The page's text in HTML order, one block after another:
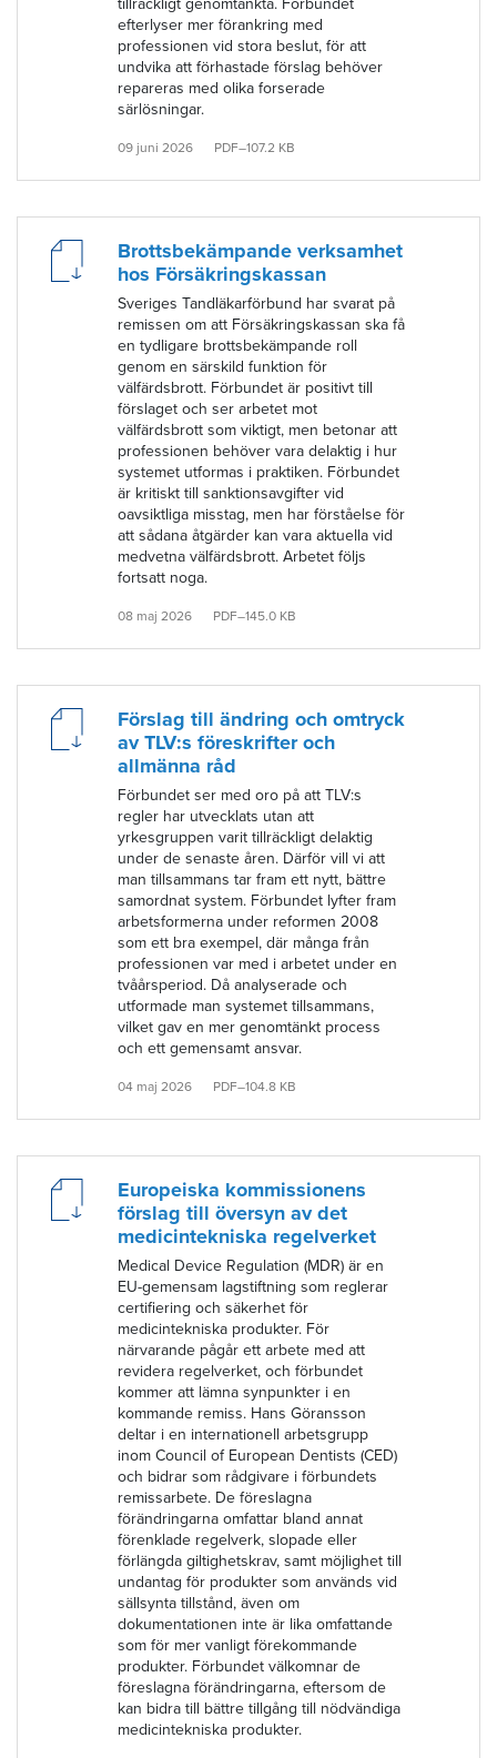
tillräckligt genomtänkta. Förbundet
efterlyser mer förankring med
professionen vid stora beslut, för att
undvika att förhastade förslag behöver
repareras med olika forserade
särlösningar.
09 juni 2026 PDF–107.2 KB
Brottsbekämpande verksamhet
hos Försäkringskassan
Sveriges Tandläkarförbund har svarat på
remissen om att Försäkringskassan ska få
en tydligare brottsbekämpande roll
genom en särskild funktion för
välfärdsbrott. Förbundet är positivt till
förslaget och ser arbetet mot
välfärdsbrott som viktigt, men betonar att
professionen behöver vara delaktig i hur
systemet utformas i praktiken. Förbundet
är kritiskt till sanktionsavgifter vid
oavsiktliga misstag, men har förståelse för
att sådana åtgärder kan vara aktuella vid
medvetna välfärdsbrott. Arbetet följs
fortsatt noga.
08 maj 2026 PDF–145.0 KB
Förslag till ändring och omtryck
av TLV:s föreskrifter och
allmänna råd
Förbundet ser med oro på att TLV:s
regler har utvecklats utan att
yrkesgruppen varit tillräckligt delaktig
under de senaste åren. Därför vill vi att
man tillsammans tar fram ett nytt, bättre
samordnat system. Förbundet lyfter fram
arbetsformerna under reformen 2008
som ett bra exempel, där många från
professionen var med i arbetet under en
tvåårsperiod. Då analyserade och
utformade man systemet tillsammans,
vilket gav en mer genomtänkt process
och ett gemensamt ansvar.
04 maj 2026 PDF–104.8 KB
Europeiska kommissionens
förslag till översyn av det
medicintekniska regelverket
Medical Device Regulation (MDR) är en
EU-gemensam lagstiftning som reglerar
certifiering och säkerhet för
medicintekniska produkter. För
närvarande pågår ett arbete med att
revidera regelverket, och förbundet
kommer att lämna synpunkter i en
kommande remiss. Hans Göransson
deltar i en internationell arbetsgrupp
inom Council of European Dentists (CED)
och bidrar som rådgivare i förbundets
remissarbete. De föreslagna
förändringarna omfattar bland annat
förenklade regelverk, slopade eller
förlängda giltighetskrav, samt möjlighet till
undantag för produkter som används vid
sällsynta tillstånd, även om
dokumentationen inte är lika omfattande
som för mer vanligt förekommande
produkter. Förbundet välkomnar de
föreslagna förändringarna, eftersom de
kan bidra till bättre tillgång till nödvändiga
medicintekniska produkter.